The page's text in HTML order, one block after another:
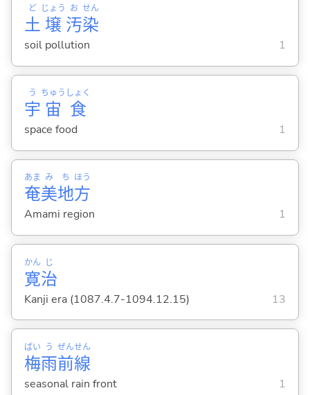
土
ど
壌
じょう
汚
お
染
せん
soil pollution 1
宇
う
宙
ちゅう
食
しょく
space food 1
奄
あま
美
み
地
ち
方
ほう
Amami region 1
寛
かん
治
じ
Kanji era (1087.4.7-1094.12.15) 13
梅
ばい
雨
う
前
ぜん
線
せん
seasonal rain front 1